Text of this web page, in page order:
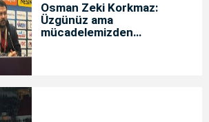
Osman Zeki Korkmaz:
Üzgünüz ama
mücadelemizden